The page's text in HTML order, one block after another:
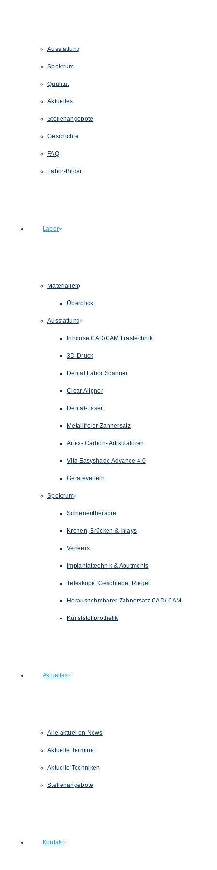
Ausstattung
Spektrum
Qualität
Aktuelles
Stellenangebote
Geschichte
FAQ
Labor-Bilder
Labor
Materialien
Überblick
Ausstattung
Inhouse CAD/CAM Frästechnik
3D-Druck
Dental Labor Scanner
Clear Aligner
Dental-Laser
Metallfreier Zahnersatz
Artex- Carbon- Artikulatoren
Vita Easyshade Advance 4.0
Geräteverleih
Spektrum
Schienentherapie
Kronen, Brücken & Inlays
Veneers
Implantattechnik & Abutments
Teleskope, Geschiebe, Riegel
Herausnehmbarer Zahnersatz CAD/ CAM
Kunststoffprothetik
Aktuelles
Alle aktuellen News
Aktuelle Termine
Aktuelle Techniken
Stellenangebote
Kontakt